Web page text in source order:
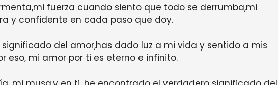
fuerza cuando siento que todo se derrumba,mi
y confidente en cada paso que doy.
del amor,has dado luz a mi vida y sentido a mis
eso, mi amor por ti es eterno e infinito.